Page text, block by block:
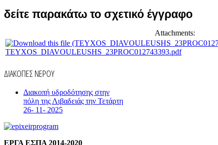
δείτε παρακάτω το σχετικό έγγραφο
Attachments:
TEYXOS_DIAVOULEUSHS_23PROC012743393.pdf
ΔΙΑΚΟΠΕΣ ΝΕΡΟΥ
Διακοπή υδροδότησης στην
πόλη της Λιβαδειάς την Τετάρτη
26- 11- 2025
ΕΡΓΑ ΕΣΠΑ 2014-2020